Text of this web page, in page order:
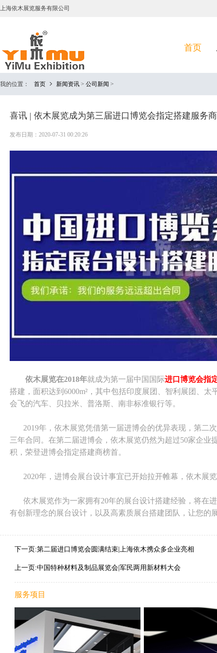
上海依木展览服务有限公司
首页
我的位置： 首页 新闻资讯 > 公司新闻 >
喜讯 | 依木展览成为第三届进口博览会指定搭建服务商
发布日期：2020-07-31 00:20:26
依木展览在2018年就成为第一届中国国际进口博览会指
搭建，面积达到6000m²，其中包括印度展团、智利展团、
会飞的汽车、贝拉米、普洛斯、南非标准银行等。
2019年，依木展览凭借第一届进博会的优异表现，第二
三年合同。在第二届进博会，依木展览仍然为超过50家企业
积，荣登进博会指定搭建商榜首。
2020年，进博会展台设计事宜已开始拉开帷幕，依木展
依木展览作为一家拥有20年的展台设计搭建经验，将在
有创新理念的展台设计，以及高素质展台搭建团队，让您的
下一页:第二届进口博览会圆满结束|上海依木携众多企业亮相
上一页:中国特种材料及制品展览会|军民两用新材料大会
服务项目